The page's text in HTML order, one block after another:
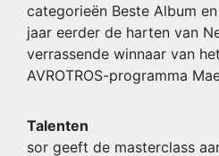
categorieën Beste Album
jaar eerder de harten van
verrassende winnaar van
AVROTROS-programma
Talenten
sor geeft de masterclass